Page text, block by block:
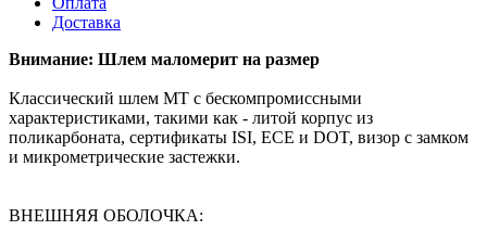
Доставка
Внимание: Шлем маломерит на размер
Классический шлем MT с бескомпромиссными
характеристиками, такими как - литой корпус из
поликарбоната, сертификаты ISI, ECE и DOT, визор с замком
и микрометрические застежки.
ВНЕШНЯЯ ОБОЛОЧКА: